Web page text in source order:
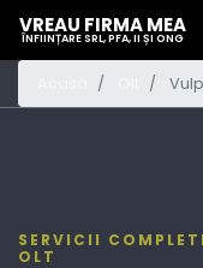
VREAU FIRMA MEA
ÎNFIINȚARE SRL, PFA, II ȘI ONG
SERVICII
OLT